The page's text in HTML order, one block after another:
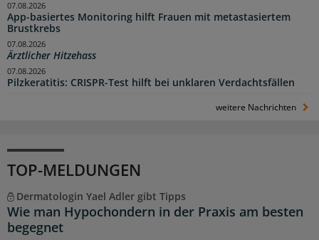
App-basiertes Monitoring hilft Frauen mit metastasiertem
Brustkrebs
07.08.2026
Ärztlicher Hitzehass
07.08.2026
Pilzkeratitis: CRISPR-Test hilft bei unklaren Verdachtsfällen
07.08.2026
weitere Nachrichten
TOP-MELDUNGEN
Dermatologin Yael Adler gibt Tipps
Wie man Hypochondern in der Praxis am besten
begegnet